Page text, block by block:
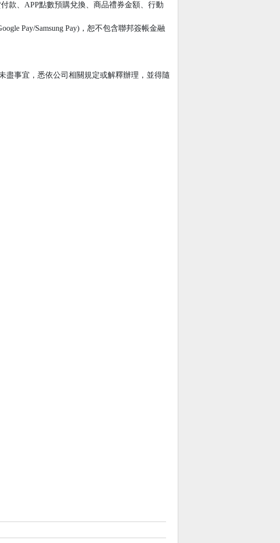
款、APP點數預購兌換、商品禮券金額、行動
Pay/Samsung Pay)，恕不包含聯邦簽帳金融
盡事宜，悉依公司相關規定或解釋辦理，並得隨